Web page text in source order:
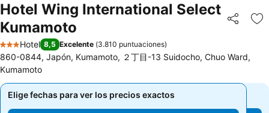
Hotel Wing International Select
Kumamoto
Compartir
3 Estrellas
Hotel 8,5 Excelente (3.810 puntuaciones)
860-0844, Japón, Kumamoto, ２丁目-13 Suidocho, Chuo Ward,
Kumamoto
Elige fechas para ver los precios exactos
Elige fechas para ver los precios exactos